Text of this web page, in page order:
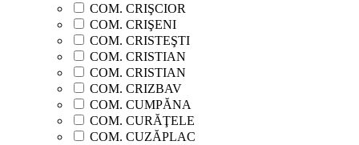
COM. CRIŞCIOR
COM. CRIŞENI
COM. CRISTEŞTI
COM. CRISTIAN
COM. CRISTIAN
COM. CRIZBAV
COM. CUMPĂNA
COM. CURĂŢELE
COM. CUZĂPLAC